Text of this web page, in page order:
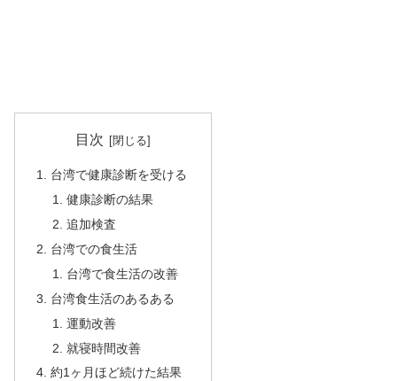
目次
台湾で健康診断を受ける
健康診断の結果
追加検査
台湾での食生活
台湾で食生活の改善
台湾食生活のあるある
運動改善
就寝時間改善
約1ヶ月ほど続けた結果